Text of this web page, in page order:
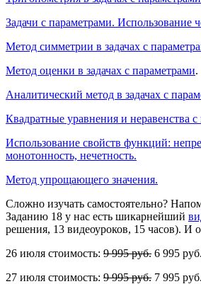
Задачи с параметрами. Использование
Метод симметрии в задачах с
Метод оценки в задачах с параметрами.
Аналитический метод в задачах с
Квадратные уравнения и неравенства с
Использование свойств функций:
монотонность, нечетность.
Метод упрощающего значения.
Сложно изучать самостоятельно?
Заданию 18 у нас есть шикарнейший
решения, 13 видеоуроков, 15 часов). И
26 июля стоимость: 9 995 руб. 6 995 руб.
27 июля стоимость: 9 995 руб. 7 995 руб.